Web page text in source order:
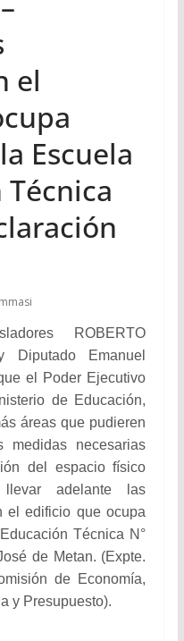
el
Escuela
ROBERTO
Diputado Emanuel
el Poder Ejecutivo
de Educación,
áreas que pudieren
medidas necesarias
del espacio físico
llevar adelante las
el edificio que ocupa
Técnica N°
de Metan. (Expte.
de Economía,
y Presupuesto).